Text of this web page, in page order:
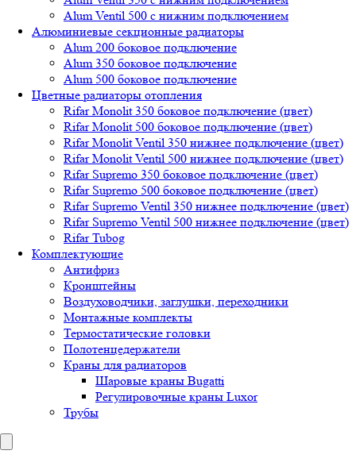
Alum Ventil 500 с нижним подключением
Алюминиевые секционные радиаторы
Alum 200 боковое подключение
Alum 350 боковое подключение
Alum 500 боковое подключение
Цветные радиаторы отопления
Rifar Monolit 350 боковое подключение (цвет)
Rifar Monolit 500 боковое подключение (цвет)
Rifar Monolit Ventil 350 нижнее подключение (цвет)
Rifar Monolit Ventil 500 нижнее подключение (цвет)
Rifar Supremo 350 боковое подключение (цвет)
Rifar Supremo 500 боковое подключение (цвет)
Rifar Supremo Ventil 350 нижнее подключение (цвет)
Rifar Supremo Ventil 500 нижнее подключение (цвет)
Rifar Tubog
Комплектующие
Антифриз
Кронштейны
Воздуховодчики, заглушки, переходники
Монтажные комплекты
Термостатические головки
Полотенцедержатели
Краны для радиаторов
Шаровые краны Bugatti
Регулировочные краны Luxor
Трубы